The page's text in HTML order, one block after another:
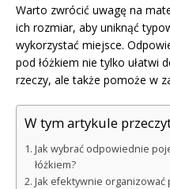
Warto zwrócić uwagę na
ich rozmiar, aby uniknąć
wykorzystać miejsce.
pod łóżkiem nie tylko ułatwi
rzeczy, ale także pomoże w
W tym artykule
Jak wybrać odpowiednie
łóżkiem?
Jak efektywnie